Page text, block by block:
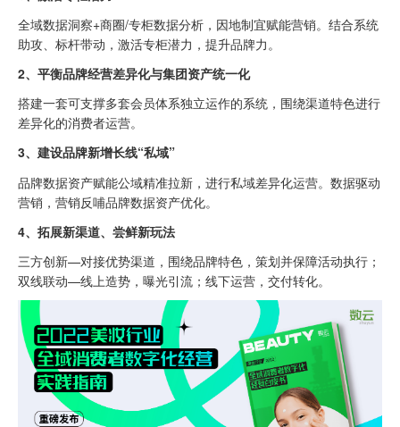
全域数据洞察+商圈/专柜数据分析，因地制宜赋能营销。结合系统
助攻、标杆带动，激活专柜潜力，提升品牌力。
2、平衡品牌经营差异化与集团资产统一化
搭建一套可支撑多套会员体系独立运作的系统，围绕渠道特色进行
差异化的消费者运营。
3、建设品牌新增长线“私域”
品牌数据资产赋能公域精准拉新，进行私域差异化运营。数据驱动
营销，营销反哺品牌数据资产优化。
4、拓展新渠道、尝鲜新玩法
三方创新—对接优势渠道，围绕品牌特色，策划并保障活动执行；
双线联动—线上造势，曝光引流；线下运营，交付转化。